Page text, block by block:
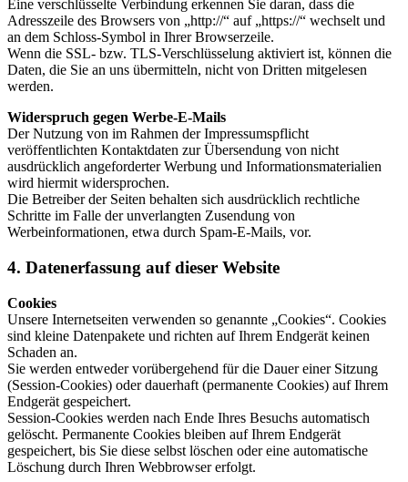
Eine verschlüsselte Verbindung erkennen Sie daran, dass die
Adresszeile des Browsers von „http://“ auf „https://“ wechselt und
an dem Schloss-Symbol in Ihrer Browserzeile.
Wenn die SSL- bzw. TLS-Verschlüsselung aktiviert ist, können die
Daten, die Sie an uns übermitteln, nicht von Dritten mitgelesen
werden.
Widerspruch gegen Werbe-E-Mails
Der Nutzung von im Rahmen der Impressumspflicht
veröffentlichten Kontaktdaten zur Übersendung von nicht
ausdrücklich angeforderter Werbung und Informationsmaterialien
wird hiermit widersprochen.
Die Betreiber der Seiten behalten sich ausdrücklich rechtliche
Schritte im Falle der unverlangten Zusendung von
Werbeinformationen, etwa durch Spam-E-Mails, vor.
4. Datenerfassung auf dieser Website
Cookies
Unsere Internetseiten verwenden so genannte „Cookies“. Cookies
sind kleine Datenpakete und richten auf Ihrem Endgerät keinen
Schaden an.
Sie werden entweder vorübergehend für die Dauer einer Sitzung
(Session-Cookies) oder dauerhaft (permanente Cookies) auf Ihrem
Endgerät gespeichert.
Session-Cookies werden nach Ende Ihres Besuchs automatisch
gelöscht. Permanente Cookies bleiben auf Ihrem Endgerät
gespeichert, bis Sie diese selbst löschen oder eine automatische
Löschung durch Ihren Webbrowser erfolgt.